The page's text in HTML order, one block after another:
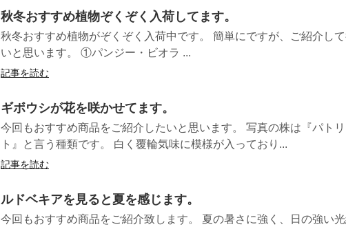
秋冬おすすめ植物ぞくぞく入荷してます。
秋冬おすすめ植物がぞくぞく入荷中です。 簡単にですが、ご紹介し
いと思います。 ①パンジー・ビオラ ...
記事を読む
ギボウシが花を咲かせてます。
今回もおすすめ商品をご紹介したいと思います。 写真の株は『パトリ
ト』と言う種類です。 白く覆輪気味に模様が入っており...
記事を読む
ルドベキアを見ると夏を感じます。
今回もおすすめ商品をご紹介致します。 夏の暑さに強く、日の強い